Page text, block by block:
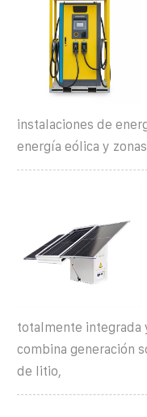
instalaciones de
energía eólica y zonas
totalmente integrada
combina generación
de litio,